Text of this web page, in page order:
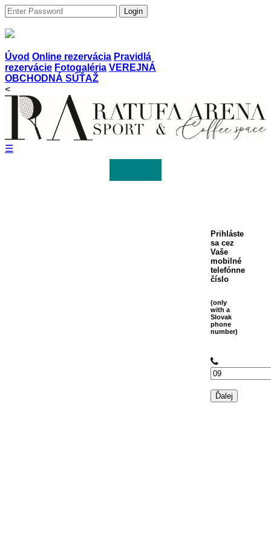
Login
Úvod Online rezervácia Pravidlá
rezervácie Fotogaléria VEREJNÁ
OBCHODNÁ SÚŤAŽ
<
☰
Prihláste
sa cez
Vaše
mobilné
telefónne
číslo
(only
with a
Slovak
phone
number)
Ďalej